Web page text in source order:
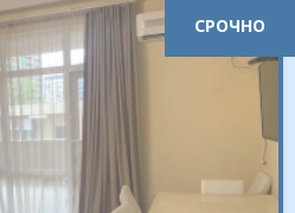
СРОЧНО